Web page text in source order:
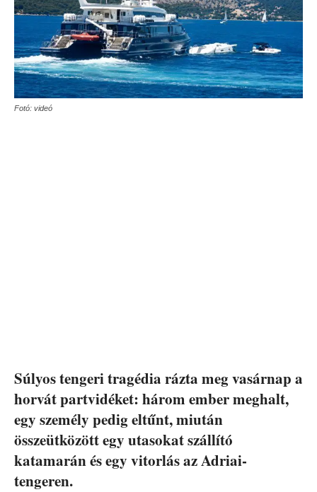
Fotó: videó
Súlyos tengeri tragédia rázta meg vasárnap a
horvát partvidéket: három ember meghalt,
egy személy pedig eltűnt, miután
összeütközött egy utasokat szállító
katamarán és egy vitorlás az Adriai-
tengeren.